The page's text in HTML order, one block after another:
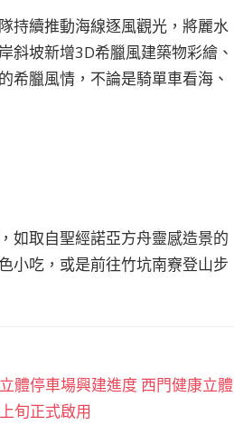
持續推動海線逐風觀光，將麗水
斜坡新增3D希臘風建築物彩繪、
希臘風情，不論是騎單車看海、
如取自聖經諾亞方舟靈感造景的
小吃，或是前往竹坑南竂登山步
體停車場興建進度 西門健康立體
旬正式啟用